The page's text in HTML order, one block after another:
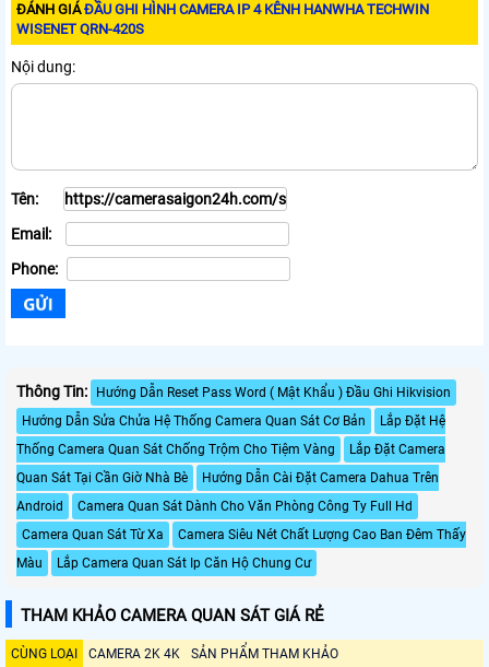
ĐÁNH GIÁĐẦU GHI HÌNH CAMERA IP 4 KÊNH HANWHA TECHWIN
WISENET QRN-420S
Nội dung:
Tên:
Email:
Phone:
Thông Tin:
Hướng Dẫn Reset Pass Word ( Mật Khẩu ) Đầu Ghi Hikvision
Hướng Dẫn Sửa Chửa Hệ Thống Camera Quan Sát Cơ Bản
Lắp Đặt Hệ
Thống Camera Quan Sát Chống Trộm Cho Tiệm Vàng
Lắp Đặt Camera
Quan Sát Tại Cần Giờ Nhà Bè
Hướng Dẫn Cài Đặt Camera Dahua Trên
Android
Camera Quan Sát Dành Cho Văn Phòng Công Ty Full Hd
Camera Quan Sát Từ Xa
Camera Siêu Nét Chất Lượng Cao Ban Đêm Thấy
Màu
Lắp Camera Quan Sát Ip Căn Hộ Chung Cư
THAM KHẢO CAMERA QUAN SÁT GIÁ RẺ
CÙNG LOẠI CAMERA 2K 4K SẢN PHẨM THAM KHẢO